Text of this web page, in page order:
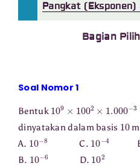
Pangkat (Eksponen)
Bagian
Soal Nomor 1
Bentuk 109 1002 1.000 −3
dinyatakan dalam basis 10
A. 10 −8C. 10 −4
B. 10 −6D. 102